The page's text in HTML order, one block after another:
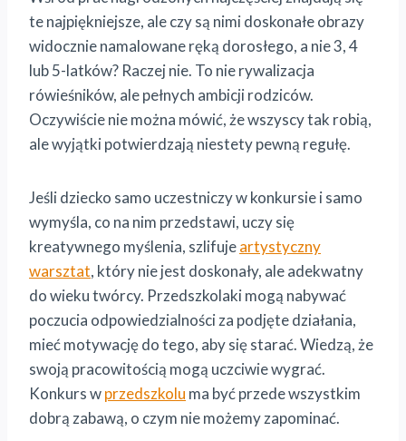
te najpiękniejsze, ale czy są nimi doskonałe obrazy
widocznie namalowane ręką dorosłego, a nie 3, 4
lub 5-latków? Raczej nie. To nie rywalizacja
rówieśników, ale pełnych ambicji rodziców.
Oczywiście nie można mówić, że wszyscy tak robią,
ale wyjątki potwierdzają niestety pewną regułę.
Jeśli dziecko samo uczestniczy w konkursie i samo
wymyśla, co na nim przedstawi, uczy się
kreatywnego myślenia, szlifujeartystyczny
warsztat, który nie jest doskonały, ale adekwatny
do wieku twórcy. Przedszkolaki mogą nabywać
poczucia odpowiedzialności za podjęte działania,
mieć motywację do tego, aby się starać. Wiedzą, że
swoją pracowitością mogą uczciwie wygrać.
Konkurs wprzedszkolu ma być przede wszystkim
dobrą zabawą, o czym nie możemy zapominać.